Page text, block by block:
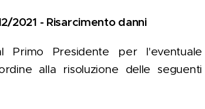
2021 - Risarcimento danni
Presidente per l'eventuale
alla risoluzione delle seguenti